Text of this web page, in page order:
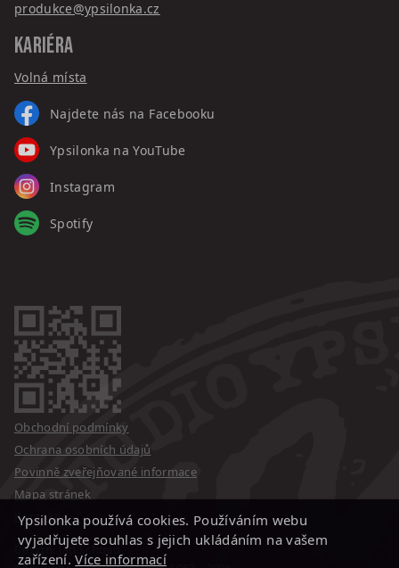
produkce@ypsilonka.cz
KARIÉRA
Volná místa
Najdete nás na Facebooku
Ypsilonka na YouTube
Instagram
Spotify
Obchodní podmínky
Ochrana osobních údajů
Povinně zveřejňované informace
Mapa stránek
Kontakty
Design: Jan Schmid
Ypsilonka používá cookies. Používáním webu
vyjadřujete souhlas s jejich ukládáním na vašem
zařízení.Více informací